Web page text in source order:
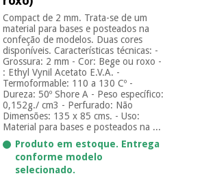
Compact de 2 mm. Trata-se de um
material para bases e posteados na
confeção de modelos. Duas cores
disponíveis. Características técnicas: -
Grossura: 2 mm - Cor: Bege ou roxo -
: Ethyl Vynil Acetato E.V.A. -
Termoformable: 110 a 130 Cº -
Dureza: 50º Shore A - Peso específico:
0,152g./ cm3 - Perfurado: Não
Dimensões: 135 x 85 cms. - Uso:
Material para bases e posteados na ...
Produto em estoque. Entrega
conforme modelo
selecionado.